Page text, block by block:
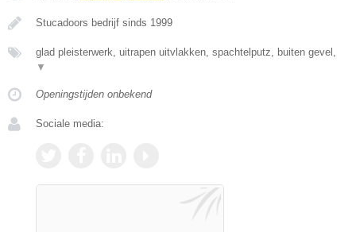
Stucadoors bedrijf sinds 1999
glad pleisterwerk, uitrapen uitvlakken, spachtelputz, buiten gevel,
▼
Openingstijden onbekend
Sociale media: